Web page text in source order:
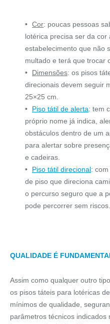
Cor: poucas pessoas
lotérica precisa ser da
estabelecimento que não
multado e terá que trocar
Dimensões: os pisos
direcionais devem seguir
25×25 cm.
Piso tátil de alerta: tem
próprio nome já indica,
obstáculos dentro de um
para alertar sobre
e cadeiras.
Piso tátil direcional:
de piso que direciona
o percurso seguro que a
pode percorrer sem riscos.
QUALIDADE É
Assim como qualquer outro
os pisos táteis para lotéricas
mínimos de qualidade,
parâmetros técnicos indicados